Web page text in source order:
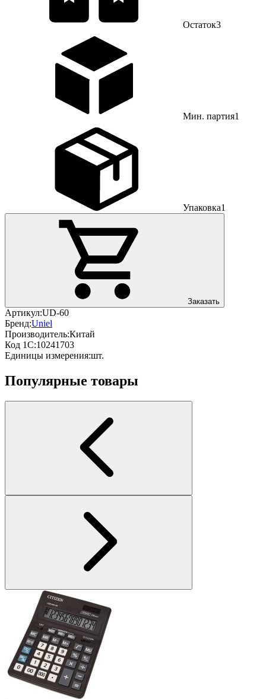
Остаток3
Мин. партия1
Упаковка1
Заказать
Артикул:UD-60
Бренд:Uniel
Производитель:Китай
Код 1С:10241703
Единицы измерения:шт.
Популярные товары